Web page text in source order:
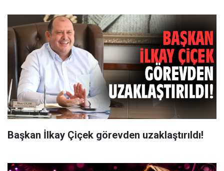
Başkan İlkay Çiçek görevden uzaklaştırıldı!